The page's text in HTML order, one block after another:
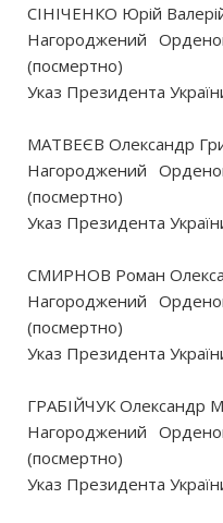
СІНІЧЕНКО Юрій
Нагороджений
(посмертно)
Указ Президента
МАТВЕЄВ Олександр
Нагороджений
(посмертно)
Указ Президента
СМИРНОВ Роман
Нагороджений
(посмертно)
Указ Президента
ГРАБІЙЧУК Олександр
Нагороджений
(посмертно)
Указ Президента